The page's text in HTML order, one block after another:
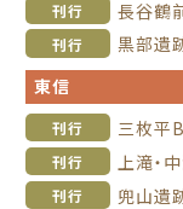
刊行 長谷鶴
刊行
黒部遺
東信
刊行 三枚平
刊行 上滝・
刊行 兜山遺